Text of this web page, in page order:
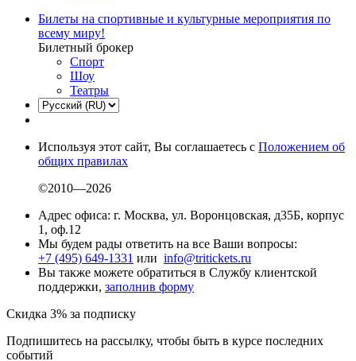
Билеты на спортивные и культурные мероприятия по
всему миру!
Билетный брокер
Спорт
Шоу
Театры
Используя этот сайт, Вы соглашаетесь с Положением об
общих правилах
©2010—2026
Адрес офиса: г. Москва, ул. Воронцовская, д35Б, корпус
1, оф.12
Мы будем рады ответить на все Ваши вопросы:
+7 (495) 649-1331 или info@tritickets.ru
Вы также можете обратиться в Службу клиентской
поддержки, заполнив форму
Скидка 3% за подписку
Подпишитесь на рассылку, чтобы быть в курсе последних
событий